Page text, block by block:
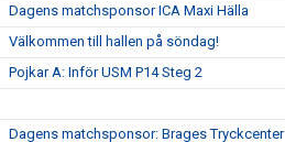
Dagens matchsponsor ICA Maxi Hälla
Välkommen till hallen på söndag!
Pojkar A: Inför USM P14 Steg 2
Dagens matchsponsor: Brages Tryckcenter